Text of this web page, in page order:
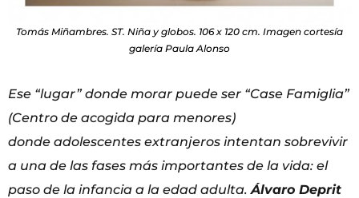
Tomás Miñambres. ST. Niña y globos. 106 x 120 cm. Imagen cortesía
galería Paula Alonso
Ese “lugar” donde morar puede ser “Case Famiglia”
(Centro de acogida para menores)
donde adolescentes extranjeros intentan sobrevivir
a una de las fases más importantes de la vida: el
paso de la infancia a la edad adulta.Álvaro Deprit